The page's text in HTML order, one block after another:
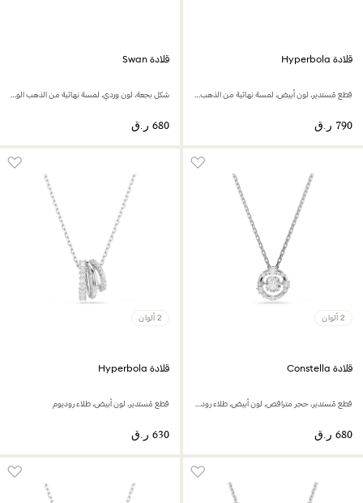
قلادة Hyperbola
قطع مُستدير، لون أبيض، لمسة نهائية من الذهب عيار 18 قيراط
قلادة Swan
شكل بجعة، لون وردي، لمسة نهائية من الذهب الوردي عيار 18 قيراط
2 ألوان
قلادة Constella
قطع مُستدير، حجر متراقص، لون أبيض، طلاء روديوم
2 ألوان
قلادة Hyperbola
قطع مُستدير، لون أبيض، طلاء روديوم